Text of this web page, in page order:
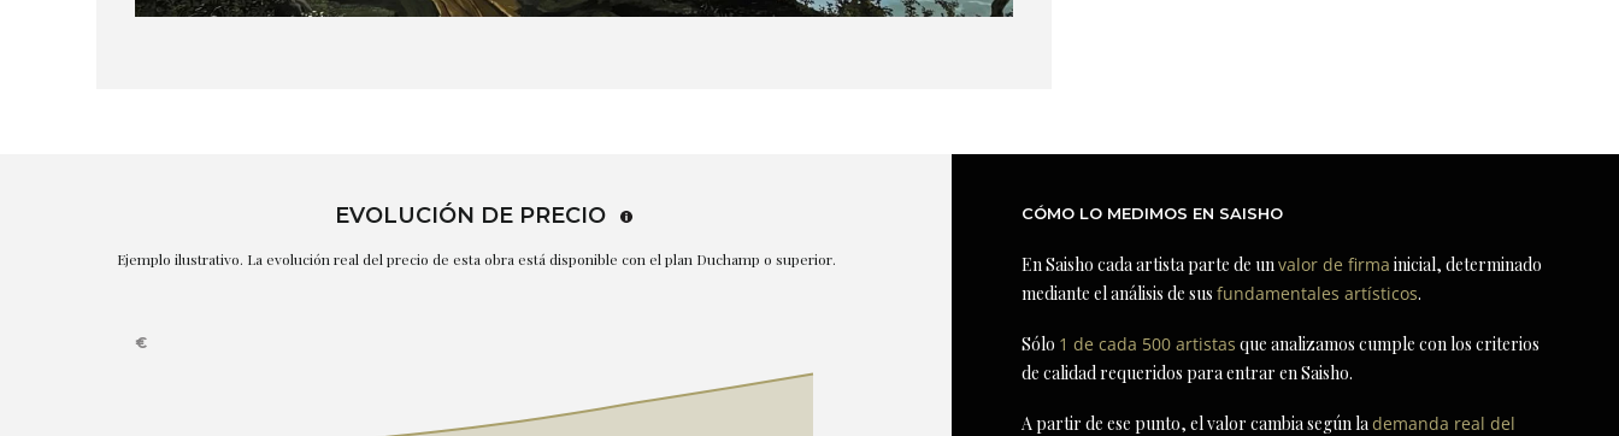
EVOLUCIÓN DE PRECIO
Ejemplo ilustrativo. La evolución real del precio de esta obra está disponible con el plan Duchamp o superior.
CÓMO LO MEDIMOS EN SAISHO
En Saisho cada artista parte de unvalor de firma inicial, determinado
mediante el análisis de susfundamentales artísticos.
Sólo 1 de cada 500 artistas que analizamos cumple con los criterios
de calidad requeridos para entrar en Saisho.
A partir de ese punto, el valor cambia según lademanda real del